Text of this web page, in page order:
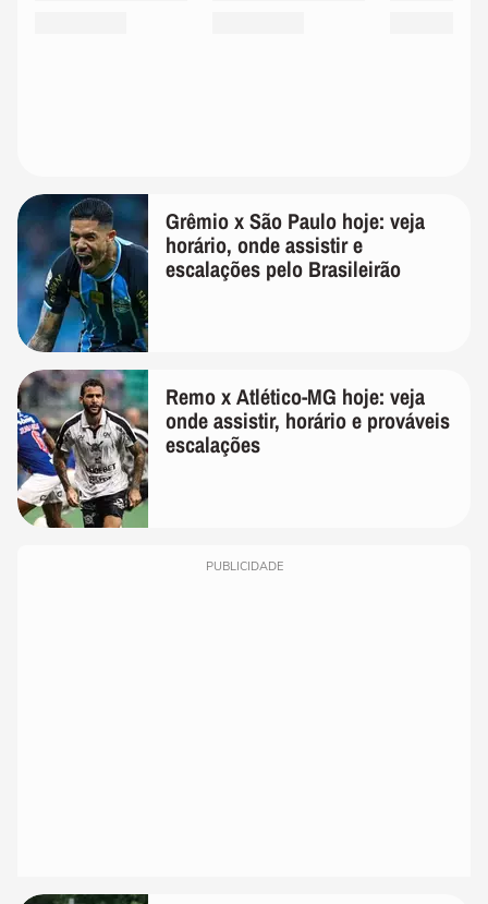
Grêmio x São Paulo hoje: veja
horário, onde assistir e
escalações pelo Brasileirão
Remo x Atlético-MG hoje: veja
onde assistir, horário e prováveis
escalações
PUBLICIDADE